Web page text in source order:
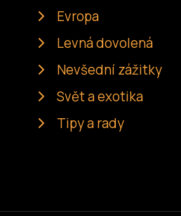
Evropa
Levná dovolená
Nevšední zážitky
Svět a exotika
Tipy a rady